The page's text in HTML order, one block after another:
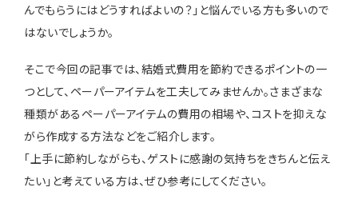
ウェディングレポート
んでもらうにはどうすればよいの？」と悩んでいる方も多いので
はないでしょうか。
そこで今回の記事では、結婚式費用を節約できるポイントの一
つとして、ペーパーアイテムを工夫してみませんか。さまざまな
種類があるペーパーアイテムの費用の相場や、コストを抑えな
がら作成する方法などをご紹介します。
「上手に節約しながらも、ゲストに感謝の気持ちをきちんと伝え
たい」と考えている方は、ぜひ参考にしてください。